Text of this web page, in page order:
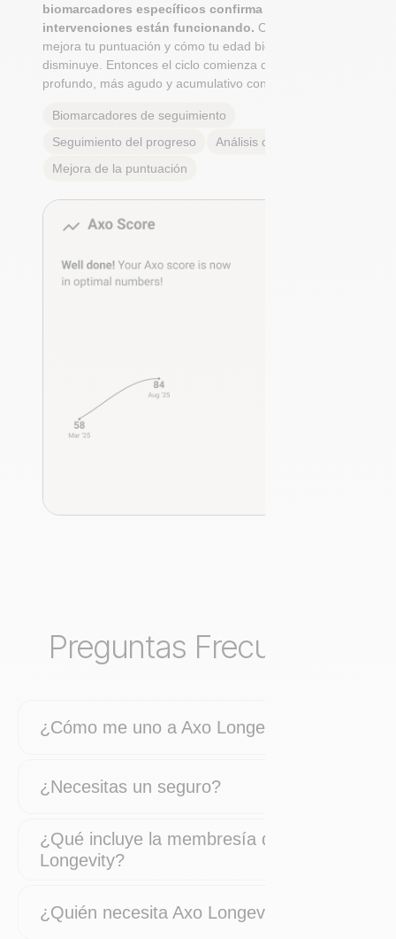
biomarcadores específicos confirma si tus
intervenciones están funcionando.Observa cómo
mejora tu puntuación y cómo tu edad biológica
disminuye. Entonces el ciclo comienza de nuevo: Más
profundo, más agudo y acumulativo con cada paso.
Biomarcadores de seguimiento
Seguimiento del progreso
Análisis de tendencias
Mejora de la puntuación
Preguntas Frecuentes
¿Cómo me uno a Axo Longevity?
¿Necesitas un seguro?
¿Qué incluye la membresía de Axo
Longevity?
¿Quién necesita Axo Longevity?